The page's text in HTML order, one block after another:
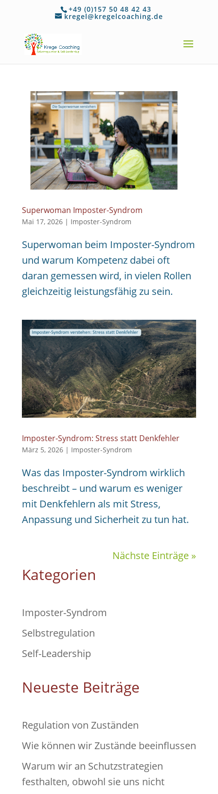
+49 (0)157 50 48 42 43
kregel@kregelcoaching.de
Superwoman Imposter-Syndrom
Mai 17, 2026| Imposter-Syndrom
Superwoman beim Imposter-Syndrom
und warum Kompetenz dabei oft
daran gemessen wird, in vielen Rollen
gleichzeitig leistungsfähig zu sein.
Imposter-Syndrom: Stress statt Denkfehler
März 5, 2026| Imposter-Syndrom
Was das Imposter-Syndrom wirklich
beschreibt – und warum es weniger
mit Denkfehlern als mit Stress,
Anpassung und Sicherheit zu tun hat.
Nächste Einträge »
Kategorien
Imposter-Syndrom
Selbstregulation
Self-Leadership
Neueste Beiträge
Regulation von Zuständen
Wie können wir Zustände beeinflussen
Warum wir an Schutzstrategien
festhalten, obwohl sie uns nicht